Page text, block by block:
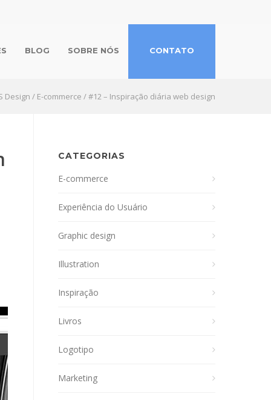
BLOG SOBRE NÓS CONTATO
Design / E-commerce /#12 – Inspiração diária web design
CATEGORIAS
E-commerce
Experiência do Usuário
Graphic design
Illustration
Inspiração
Livros
Logotipo
Marketing